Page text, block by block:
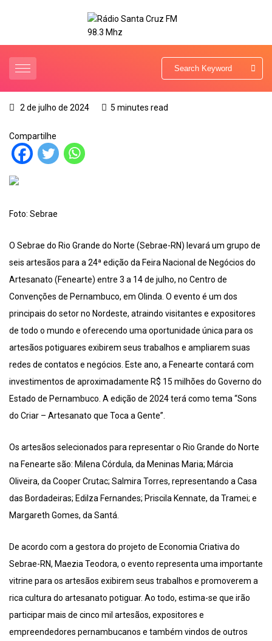
2 de julho de 2024 5 minutes read
Compartilhe
Foto: Sebrae
O Sebrae do Rio Grande do Norte (Sebrae-RN) levará um grupo de
seis artesãos para a 24ª edição da Feira Nacional de Negócios do
Artesanato (Fenearte) entre 3 a 14 de julho, no Centro de
Convenções de Pernambuco, em Olinda. O evento é um dos
principais do setor no Nordeste, atraindo visitantes e expositores
de todo o mundo e oferecendo uma oportunidade única para os
artesãos potiguares exibirem seus trabalhos e ampliarem suas
redes de contatos e negócios. Este ano, a Fenearte contará com
investimentos de aproximadamente R$ 15 milhões do Governo do
Estado de Pernambuco. A edição de 2024 terá como tema “Sons
do Criar – Artesanato que Toca a Gente”.
Os artesãos selecionados para representar o Rio Grande do Norte
na Fenearte são: Milena Córdula, da Meninas Maria; Márcia
Oliveira, da Cooper Crutac; Salmira Torres, representando a Casa
das Bordadeiras; Edilza Fernandes; Priscila Kennate, da Tramei; e
Margareth Gomes, da Santá.
De acordo com a gestora do projeto de Economia Criativa do
Sebrae-RN, Maezia Teodora, o evento representa uma importante
vitrine para os artesãos exibirem seus trabalhos e promoverem a
rica cultura do artesanato potiguar. Ao todo, estima-se que irão
participar mais de cinco mil artesãos, expositores e
empreendedores pernambucanos e também vindos de outros